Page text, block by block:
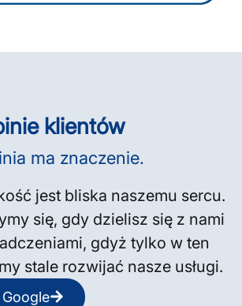
klientów
ma znaczenie.
jest bliska naszemu sercu.
się, gdy dzielisz się z nami
gdyż tylko w ten
stale rozwijać nasze usługi.